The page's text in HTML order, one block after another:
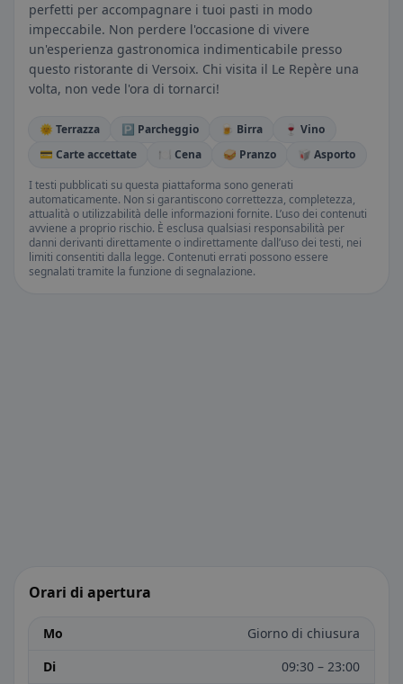
perfetti per accompagnare i tuoi pasti in modo
impeccabile. Non perdere l'occasione di vivere
un'esperienza gastronomica indimenticabile presso
questo ristorante di Versoix. Chi visita il Le Repère una
volta, non vede l'ora di tornarci!
🌞 Terrazza 🅿️ Parcheggio 🍺 Birra
🍷 Vino
💳 Carte accettate
🍽️ Cena 🥪 Pranzo
🥡 Asporto
I testi pubblicati su questa piattaforma sono generati
automaticamente. Non si garantiscono correttezza, completezza,
attualità o utilizzabilità delle informazioni fornite. L’uso dei contenuti
avviene a proprio rischio. È esclusa qualsiasi responsabilità per
danni derivanti direttamente o indirettamente dall’uso dei testi, nei
limiti consentiti dalla legge. Contenuti errati possono essere
segnalati tramite la funzione di segnalazione.
Orari di apertura
Mo
Giorno di chiusura
Di
09:30 – 23:00